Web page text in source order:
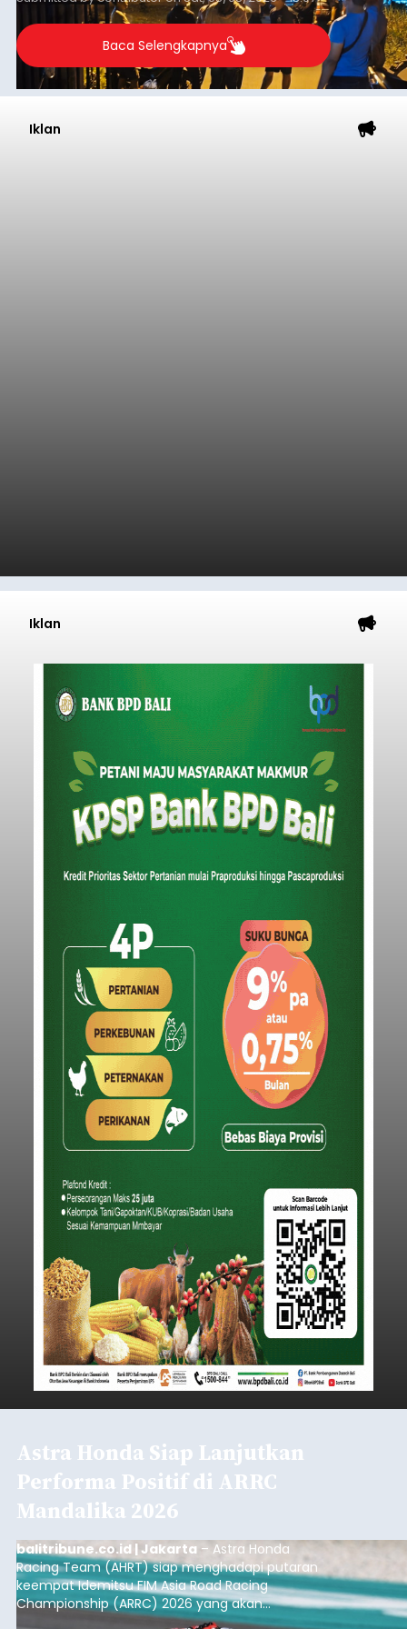
Baca Selengkapnya
Iklan
Iklan
Astra Honda Siap Lanjutkan
Performa Positif di ARRC
Mandalika 2026
balitribune.co.id | Jakarta – Astra Honda
Racing Team (AHRT) siap menghadapi putaran
keempat Idemitsu FIM Asia Road Racing
Championship (ARRC) 2026 yang akan
berlangsung di Pertamina Mandalika